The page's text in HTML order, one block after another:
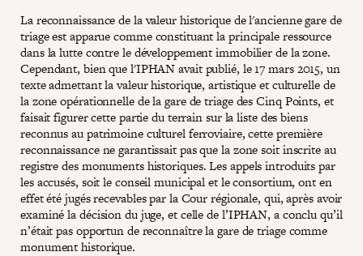
La reconnaissance de la valeur historique de l'ancienne gare de
triage est apparue comme constituant la principale ressource
dans la lutte contre le développement immobilier de la zone.
Cependant, bien que l'IPHAN avait publié, le 17 mars 2015, un
texte admettant la valeur historique, artistique et culturelle de
la zone opérationnelle de la gare de triage des Cinq Points, et
faisait figurer cette partie du terrain sur la liste des biens
reconnus au patrimoine culturel ferroviaire, cette première
reconnaissance ne garantissait pas que la zone soit inscrite au
registre des monuments historiques. Les appels introduits par
les accusés, soit le conseil municipal et le consortium, ont en
effet été jugés recevables par la Cour régionale, qui, après avoir
examiné la décision du juge, et celle de l’IPHAN, a conclu qu’il
n’était pas opportun de reconnaître la gare de triage comme
monument historique.